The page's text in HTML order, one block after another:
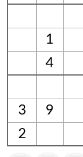
1
4
3 9
2